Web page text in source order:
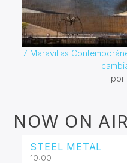
7 Maravillas
por
NOW ON AIR
STEEL METAL
10:00